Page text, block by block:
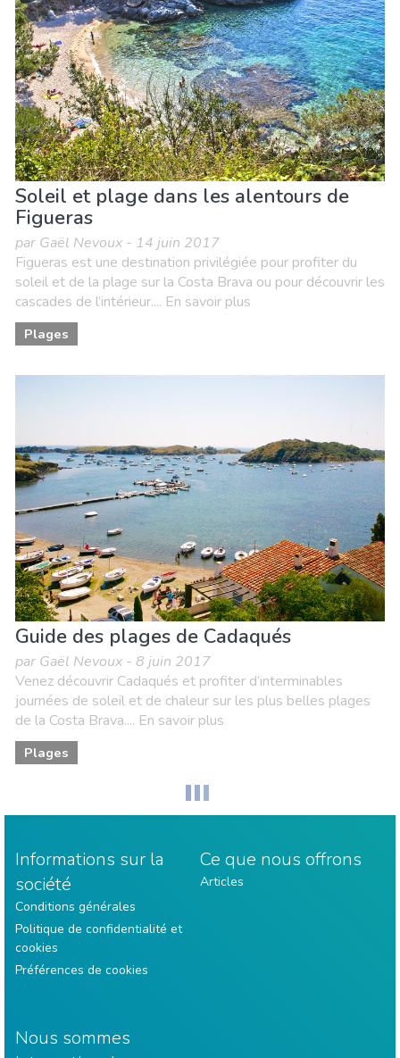
Soleil et plage dans les alentours de
Figueras
par Gaël Nevoux - 14 juin 2017
Figueras est une destination privilégiée pour profiter du
soleil et de la plage sur la Costa Brava ou pour découvrir les
cascades de l’intérieur.... En savoir plus
Plages
Guide des plages de Cadaqués
par Gaël Nevoux - 8 juin 2017
Venez découvrir Cadaqués et profiter d’interminables
journées de soleil et de chaleur sur les plus belles plages
de la Costa Brava.... En savoir plus
Plages
Informations sur la
société
Conditions générales
Politique de confidentialité et
cookies
Préférences de cookies
Ce que nous offrons
Articles
Nous sommes